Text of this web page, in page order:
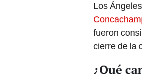
Los
fueron
cierre de la
¿Qué